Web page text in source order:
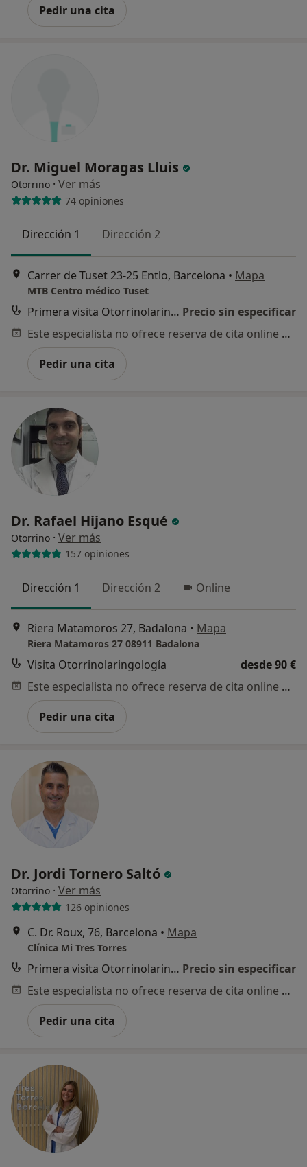
Pedir una cita
Dr. Miguel Moragas Lluis
Otorrino · Ver más
74 opiniones
Dirección 1 Dirección 2
Carrer de Tuset 23-25 Entlo, Barcelona • Mapa
MTB Centro médico Tuset
Primera visita Otorrinolaringología Precio sin especificar
Este especialista no ofrece reserva de cita online en esta dirección.
Pedir una cita
Dr. Rafael Hijano Esqué
Otorrino · Ver más
157 opiniones
Dirección 1 Dirección 2 Online
Riera Matamoros 27, Badalona • Mapa
Riera Matamoros 27 08911 Badalona
Visita Otorrinolaringología
desde 90 €
Este especialista no ofrece reserva de cita online en esta dirección.
Pedir una cita
Dr. Jordi Tornero Saltó
Otorrino · Ver más
126 opiniones
C. Dr. Roux, 76, Barcelona • Mapa
Clínica Mi Tres Torres
Primera visita Otorrinolaringología Precio sin especificar
Este especialista no ofrece reserva de cita online en esta dirección.
Pedir una cita